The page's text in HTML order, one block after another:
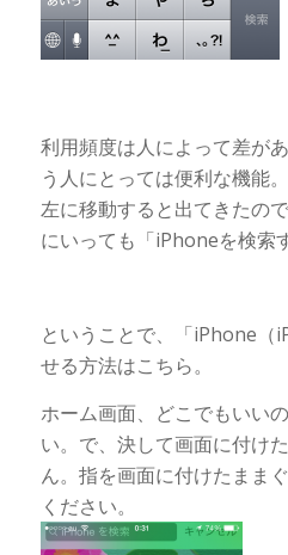
利用頻度は人によって差が
う人にとっては便利な機能
左に移動すると出てきたの
にいっても「iPhoneを検索
ということで、「iPhone（
せる方法はこちら。
ホーム画面、どこでもいい
い。で、決して画面に付け
ん。指を画面に付けたまま
ください。